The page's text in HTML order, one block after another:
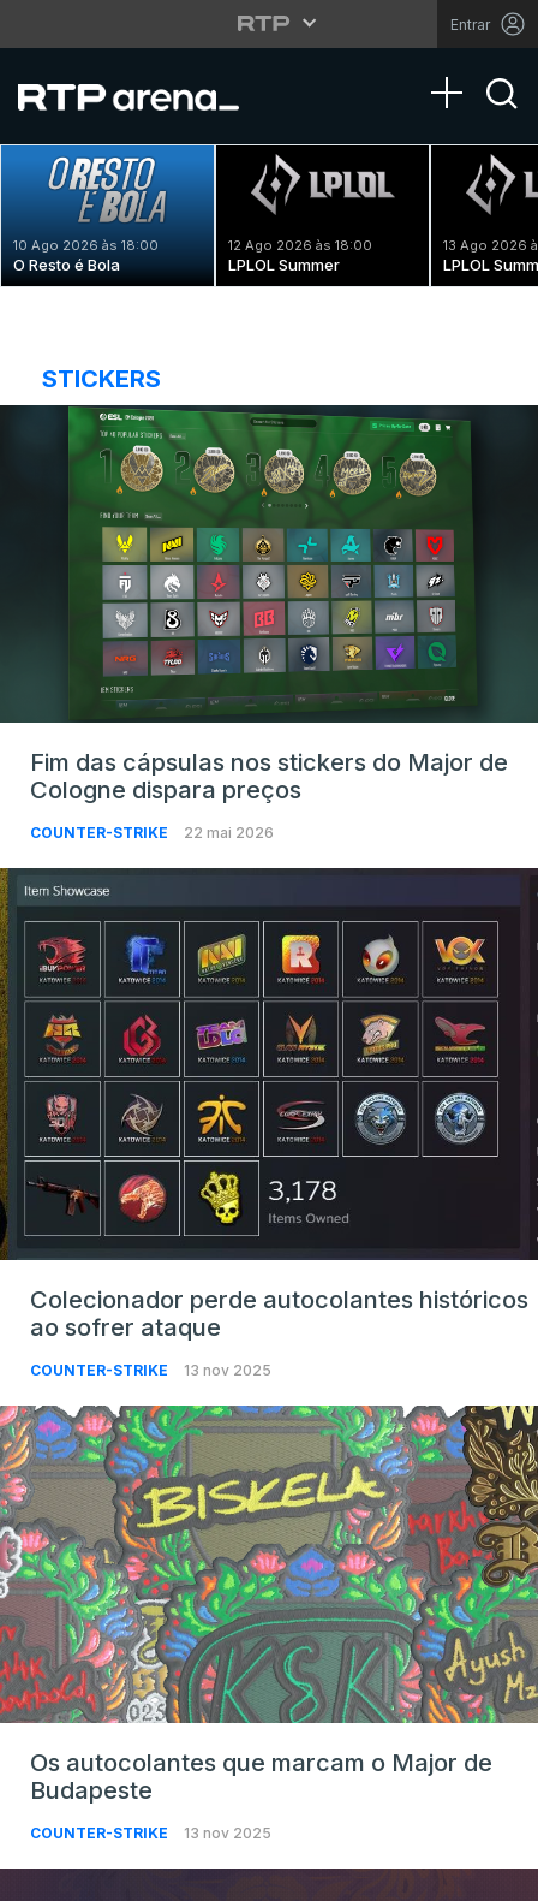
Entrar
Toggle
10 Ago 2026 às 18:00
O Resto é Bola
12 Ago 2026 às 18:00
LPLOL Summer
13 Ago 2026
LPLOL
STICKERS
Fim das cápsulas nos stickers do Major de
Cologne dispara preços
COUNTER-STRIKE 22 mai 2026
Colecionador perde autocolantes históricos
ao sofrer ataque
COUNTER-STRIKE 13 nov 2025
Os autocolantes que marcam o Major de
Budapeste
COUNTER-STRIKE 13 nov 2025